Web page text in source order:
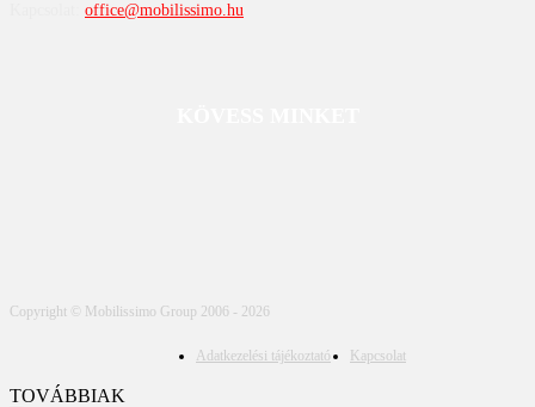
office@mobilissimo.hu
Copyright © Mobilissimo Group 2006 - 2026
Adatkezelési tájékoztató Kapcsolat
TOVÁBBIAK